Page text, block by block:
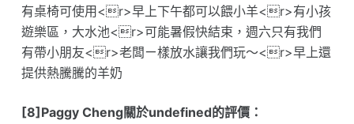
有桌椅可使用<r>早上下午都可以餵小羊<r>有小孩
遊樂區，大水池<r>可能暑假快結束，週六只有我們
有帶小朋友<r>老闆ㄧ樣放水讓我們玩～<r>早上還
提供熱騰騰的羊奶
[8]Paggy Cheng關於undefined的評價：